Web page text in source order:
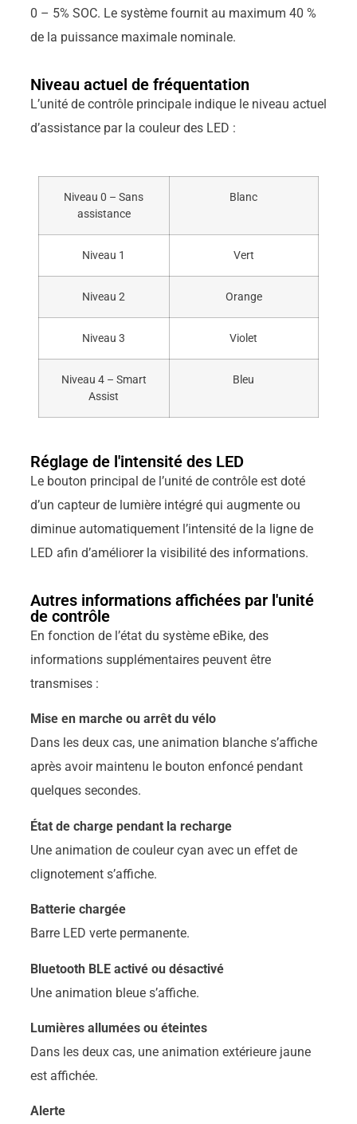
0 – 5% SOC. Le système fournit au maximum 40 %
de la puissance maximale nominale.
Niveau actuel de fréquentation
L’unité de contrôle principale indique le niveau actuel
d’assistance par la couleur des LED :
Niveau 0 – Sans
assistance
Blanc
Niveau 1 Vert
Niveau 2 Orange
Niveau 3 Violet
Niveau 4 – Smart
Assist
Bleu
Réglage de l'intensité des LED
Le bouton principal de l’unité de contrôle est doté
d’un capteur de lumière intégré qui augmente ou
diminue automatiquement l’intensité de la ligne de
LED afin d’améliorer la visibilité des informations.
Autres informations affichées par l'unité
de contrôle
En fonction de l’état du système eBike, des
informations supplémentaires peuvent être
transmises :
Mise en marche ou arrêt du vélo
Dans les deux cas, une animation blanche s’affiche
après avoir maintenu le bouton enfoncé pendant
quelques secondes.
État de charge pendant la recharge
Une animation de couleur cyan avec un effet de
clignotement s’affiche.
Batterie chargée
Barre LED verte permanente.
Bluetooth BLE activé ou désactivé
Une animation bleue s’affiche.
Lumières allumées ou éteintes
Dans les deux cas, une animation extérieure jaune
est affichée.
Alerte